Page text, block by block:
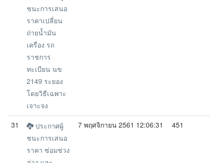
ชนะการเสนอ
ราคาเปลี่ยน
ถ่ายน้ำมัน
เครื่อง รถ
ราชการ
ทะเบียน นข
2149 ระยอง
โดยวิธีเฉพาะ
เจาะจง
31
ประกาศผู้
ชนะการเสนอ
ราคา ซ่อมช่วง
7 พฤศจิกายน 2561 12:06:31 451